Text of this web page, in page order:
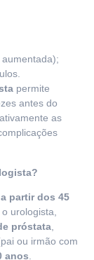
permite
antes do
as
partir dos 45
urologista,
próstata
ou irmão com
anos